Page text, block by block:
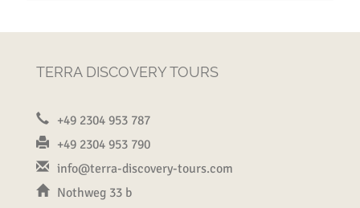
TERRA DISCOVERY TOURS
+49 2304 953 787
+49 2304 953 790
info@terra-discovery-tours.com
Nothweg 33 b